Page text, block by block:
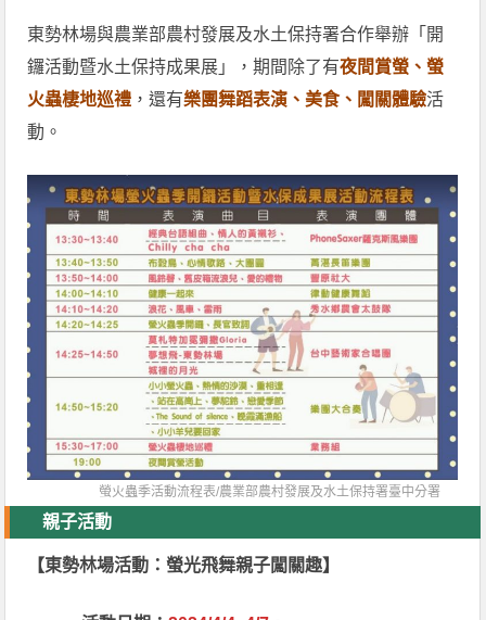
東勢林場與農業部農村發展及水土保持署合作舉辦「開
鑼活動暨水土保持成果展」，期間除了有夜間賞螢、螢
火蟲棲地巡禮 ，還有樂團舞蹈表演、美食、闖關體驗活
動。
螢火蟲季活動流程表/農業部農村發展及水土保持署臺中分署
親子活動
【東勢林場活動：螢光飛舞親子闖關趣】